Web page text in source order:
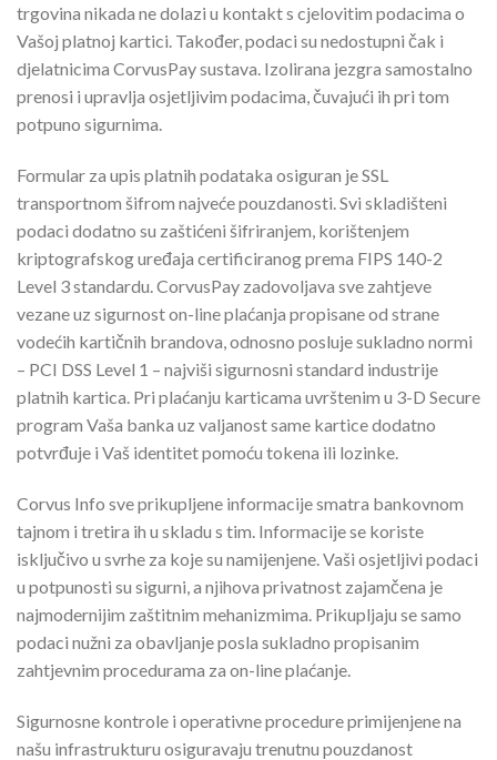
trgovina nikada ne dolazi u kontakt s cjelovitim podacima o
Vašoj platnoj kartici. Također, podaci su nedostupni čak i
djelatnicima CorvusPay sustava. Izolirana jezgra samostalno
prenosi i upravlja osjetljivim podacima, čuvajući ih pri tom
potpuno sigurnima.
Formular za upis platnih podataka osiguran je SSL
transportnom šifrom najveće pouzdanosti. Svi skladišteni
podaci dodatno su zaštićeni šifriranjem, korištenjem
kriptografskog uređaja certificiranog prema FIPS 140-2
Level 3 standardu. CorvusPay zadovoljava sve zahtjeve
vezane uz sigurnost on-line plaćanja propisane od strane
vodećih kartičnih brandova, odnosno posluje sukladno normi
– PCI DSS Level 1 – najviši sigurnosni standard industrije
platnih kartica. Pri plaćanju karticama uvrštenim u 3-D Secure
program Vaša banka uz valjanost same kartice dodatno
potvrđuje i Vaš identitet pomoću tokena ili lozinke.
Corvus Info sve prikupljene informacije smatra bankovnom
tajnom i tretira ih u skladu s tim. Informacije se koriste
isključivo u svrhe za koje su namijenjene. Vaši osjetljivi podaci
u potpunosti su sigurni, a njihova privatnost zajamčena je
najmodernijim zaštitnim mehanizmima. Prikupljaju se samo
podaci nužni za obavljanje posla sukladno propisanim
zahtjevnim procedurama za on-line plaćanje.
Sigurnosne kontrole i operativne procedure primijenjene na
našu infrastrukturu osiguravaju trenutnu pouzdanost